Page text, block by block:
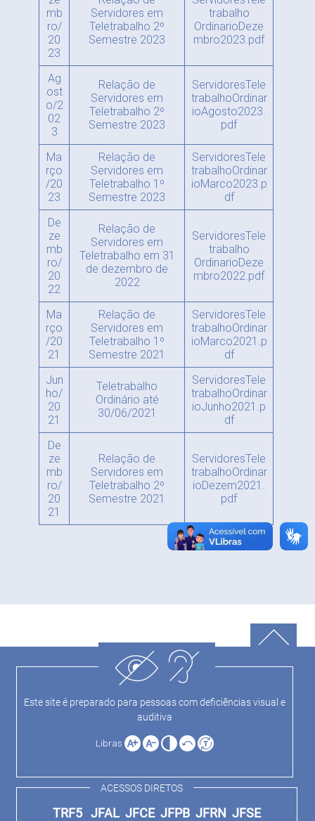
mb
ro/
20
23
Servidores em
Teletrabalho 2º
Semestre 2023
trabalho
OrdinarioDeze
mbro2023.pdf
Ag
ost
o/2
02
3
Relação de
Servidores em
Teletrabalho 2º
Semestre 2023
ServidoresTele
trabalhoOrdinar
ioAgosto2023.
pdf
Ma
rço
/20
23
Relação de
Servidores em
Teletrabalho 1º
Semestre 2023
ServidoresTele
trabalhoOrdinar
ioMarco2023.p
df
De
ze
mb
ro/
20
22
Relação de
Servidores em
Teletrabalho em 31
de dezembro de
2022
ServidoresTele
trabalho
OrdinarioDeze
mbro2022.pdf
Ma
rço
/20
21
Relação de
Servidores em
Teletrabalho 1º
Semestre 2021
ServidoresTele
trabalhoOrdinar
ioMarco2021.p
df
Jun
ho/
20
21
Teletrabalho
Ordinário até
30/06/2021
ServidoresTele
trabalhoOrdinar
ioJunho2021.p
df
De
ze
mb
ro/
20
21
Relação de
Servidores em
Teletrabalho 2º
Semestre 2021
ServidoresTele
trabalhoOrdinar
ioDezem2021.
pdf
Este site é preparado para pessoas com deficiências visual e
auditiva
Libras
ACESSOS DIRETOS
TRF5 JFAL JFCE JFPB JFRN JFSE